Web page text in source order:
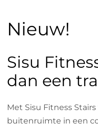
Nieuw!
Sisu
dan een
Met Sisu Fitness
buitenruimte in een